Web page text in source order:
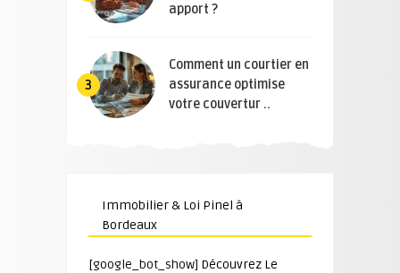
apport ?
3
Comment un courtier en
assurance optimise
votre couvertur ..
Immobilier & Loi Pinel à
Bordeaux
[google_bot_show] Découvrez Le